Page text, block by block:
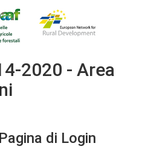
2020 - Area
Pagina di Login